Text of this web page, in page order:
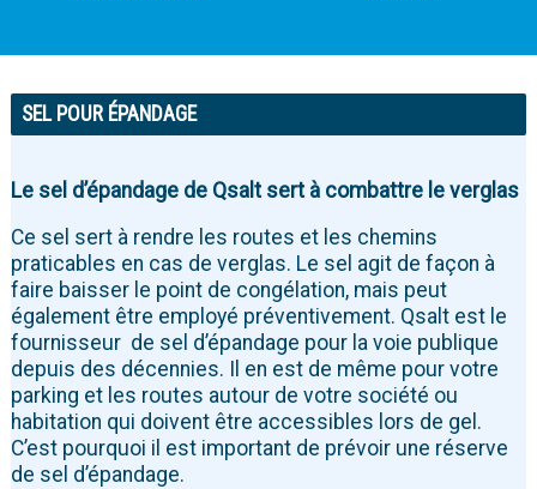
SEL POUR ÉPANDAGE
Le sel d’épandage de Qsalt sert à combattre le verglas
Ce sel sert à rendre les routes et les chemins
praticables en cas de verglas. Le sel agit de façon à
faire baisser le point de congélation, mais peut
également être employé préventivement. Qsalt est le
fournisseur de sel d’épandage pour la voie publique
depuis des décennies. Il en est de même pour votre
parking et les routes autour de votre société ou
habitation qui doivent être accessibles lors de gel.
C’est pourquoi il est important de prévoir une réserve
de sel d’épandage.